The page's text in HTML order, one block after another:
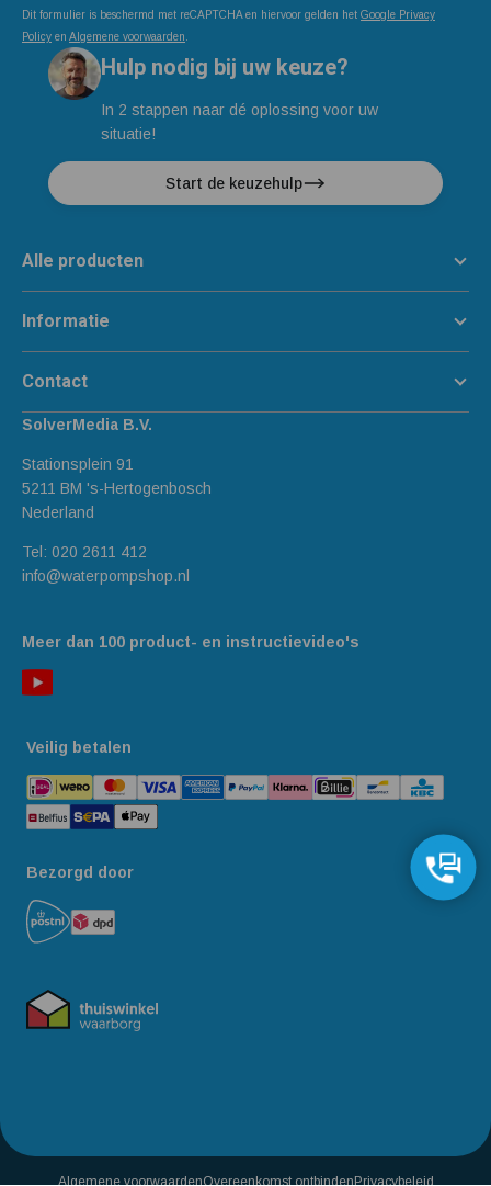
Dit formulier is beschermd met reCAPTCHA en hiervoor gelden het Google Privacy
Policy en Algemene voorwaarden
Hulp nodig bij uw keuze?
In 2 stappen naar dé oplossing voor uw
situatie!
Start de keuzehulp
Meer dan 100 product- en instructievideo's
Alle producten
Informatie
Contact
SolverMedia B.V.
Stationsplein 91
5211 BM 's-Hertogenbosch
Nederland
Tel: 020 2611 412
info@waterpompshop.nl
Veilig betalen
Bezorgd door
Algemene voorwaardenOvereenkomst ontbindenPrivacybeleid